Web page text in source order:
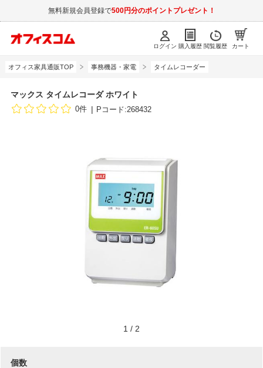
無料新規会員登録で500円分のポイントプレゼント！
ログイン 購入履歴 閲覧履歴 カート
オフィス家具通販TOP 事務機器・家電 タイムレコーダー
マックス タイムレコーダ ホワイト
0件 Pコード:268432
1 / 2
個数